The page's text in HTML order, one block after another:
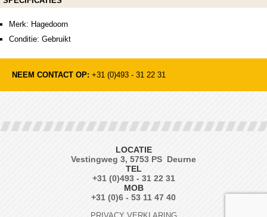
Merk: Hagedoorn
Conditie: Gebruikt
NEEM CONTACT OP: +31 (0)493 - 31 22 31
LOCATIE
Vestingweg 3, 5753 PS Deurne
TEL
+31 (0)493 - 31 22 31
MOB
+31 (0)6 - 53 11 47 40